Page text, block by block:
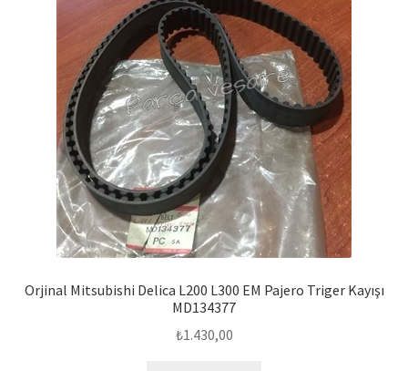
Orjinal Mitsubishi Delica L200 L300 EM Pajero Triger Kayışı
MD134377
₺1.430,00